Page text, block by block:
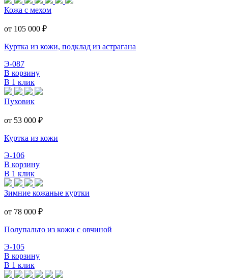
Кожа с мехом
от 105 000 ₽
Куртка из кожи, подклад из астрагана
Э-087
В корзину
В 1 клик
Пуховик
от 53 000 ₽
Куртка из кожи
Э-106
В корзину
В 1 клик
Зимние кожаные куртки
от 78 000 ₽
Полупальто из кожи с овчиной
Э-105
В корзину
В 1 клик